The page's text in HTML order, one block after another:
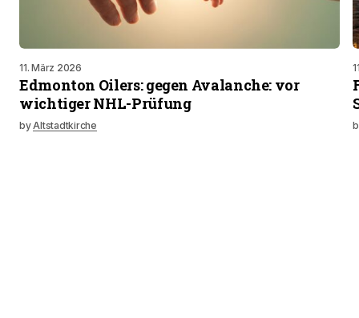
11. März 2026
Edmonton Oilers: gegen Avalanche: vor
wichtiger NHL-Prüfung
byAltstadtkirche